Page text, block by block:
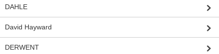
DAHLE
David Hayward
DERWENT